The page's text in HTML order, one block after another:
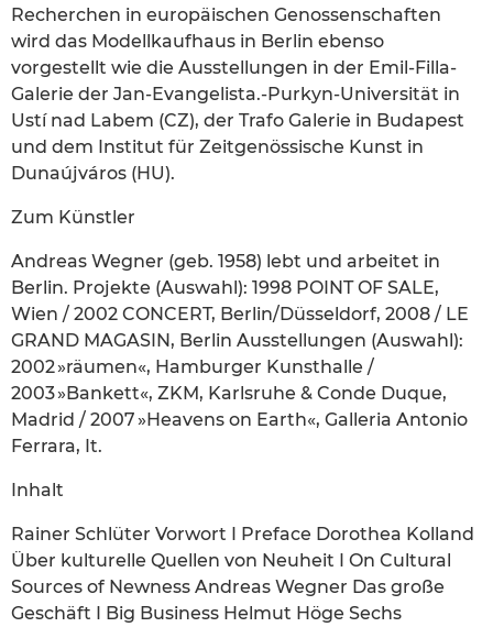
Recherchen in europäischen Genossenschaften
wird das Modellkaufhaus in Berlin ebenso
vorgestellt wie die Ausstellungen in der Emil-Filla-
Galerie der Jan-Evangelista.-Purkyn-Universität in
Ustí nad Labem (CZ), der Trafo Galerie in Budapest
und dem Institut für Zeitgenössische Kunst in
Dunaújváros (HU).
Zum Künstler
Andreas Wegner (geb. 1958) lebt und arbeitet in
Berlin. Projekte (Auswahl): 1998 POINT OF SALE,
Wien / 2002 CONCERT, Berlin/Düsseldorf, 2008 / LE
GRAND MAGASIN, Berlin Ausstellungen (Auswahl):
2002 »räumen«, Hamburger Kunsthalle /
2003 »Bankett«, ZKM, Karlsruhe & Conde Duque,
Madrid / 2007 »Heavens on Earth«, Galleria Antonio
Ferrara, It.
Inhalt
Rainer Schlüter Vorwort I Preface Dorothea Kolland
Über kulturelle Quellen von Neuheit I On Cultural
Sources of Newness Andreas Wegner Das große
Geschäft I Big Business Helmut Höge Sechs